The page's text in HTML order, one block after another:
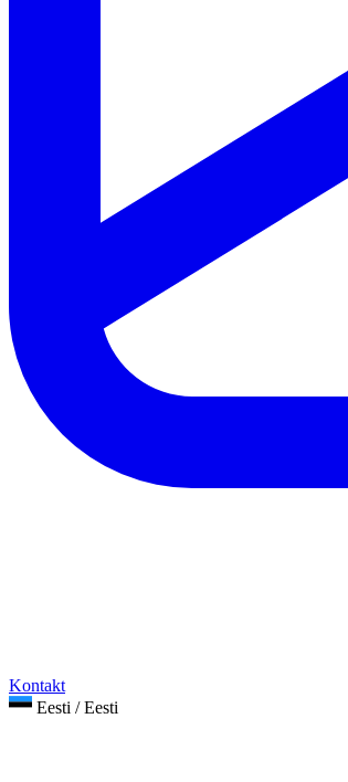
Kontakt
Eesti / Eesti